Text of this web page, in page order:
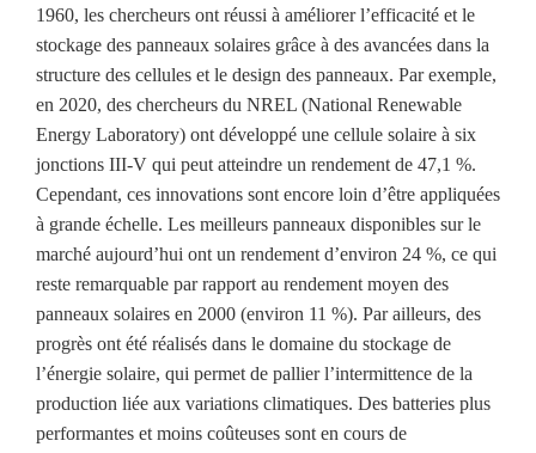
1960, les chercheurs ont réussi à améliorer l’efficacité et le
stockage des panneaux solaires grâce à des avancées dans la
structure des cellules et le design des panneaux. Par exemple,
en 2020, des chercheurs du NREL (National Renewable
Energy Laboratory) ont développé une cellule solaire à six
jonctions III-V qui peut atteindre un rendement de 47,1 %.
Cependant, ces innovations sont encore loin d’être appliquées
à grande échelle. Les meilleurs panneaux disponibles sur le
marché aujourd’hui ont un rendement d’environ 24 %, ce qui
reste remarquable par rapport au rendement moyen des
panneaux solaires en 2000 (environ 11 %). Par ailleurs, des
progrès ont été réalisés dans le domaine du stockage de
l’énergie solaire, qui permet de pallier l’intermittence de la
production liée aux variations climatiques. Des batteries plus
performantes et moins coûteuses sont en cours de